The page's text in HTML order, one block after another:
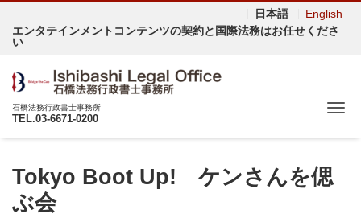
日本語
English
エンタテインメントコンテンツの契約と国際法務はお任せくださ
い
石橋法務行政書士事務所
TEL.03-6671-0200
Tokyo Boot Up! ケンさんを偲
ぶ会